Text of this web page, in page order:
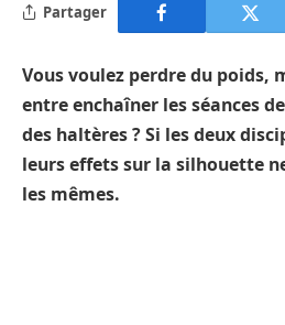
Partager
Vous voulez perdre du poids,
entre enchaîner les séances
des haltères ? Si les deux
leurs effets sur la silhouette
les mêmes.